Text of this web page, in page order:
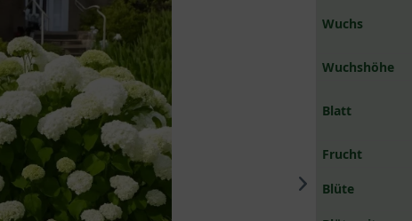
Wuchs
Wuchshöhe
Blatt
Frucht
Blüte